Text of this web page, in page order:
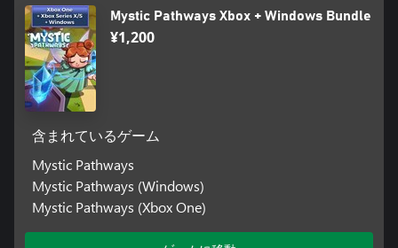
Mystic Pathways Xbox + Windows Bundle
¥1,200
含まれているゲーム
Mystic Pathways
Mystic Pathways (Windows)
Mystic Pathways (Xbox One)